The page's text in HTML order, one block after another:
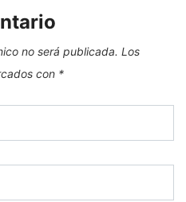
no será publicada. Los
con *